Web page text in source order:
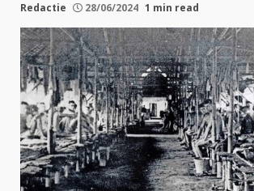
Redactie 28/06/2024 1 min read